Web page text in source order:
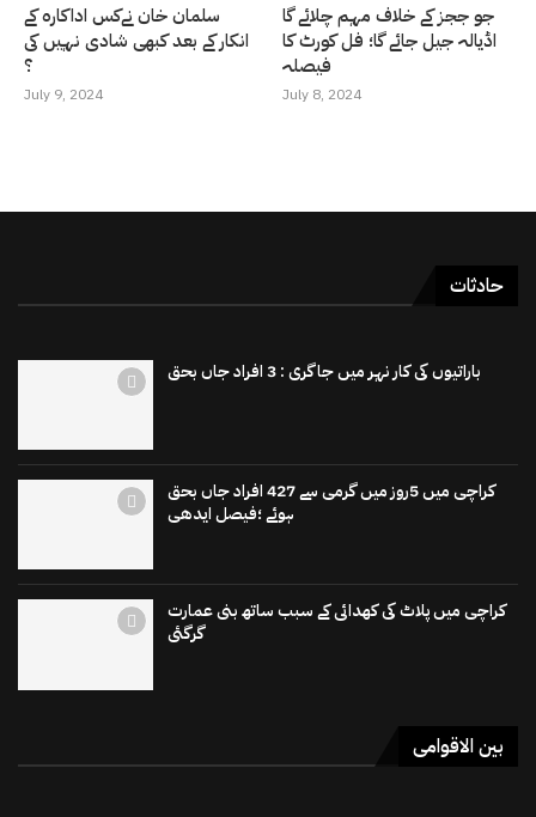
سلمان خان نےکس اداکارہ کے
انکار کے بعد کبھی شادی نہیں کی
؟
July 9, 2024
جو ججز کے خلاف مہم چلائے گا
اڈیالہ جیل جائے گا؛ فل کورٹ کا
فیصلہ
July 8, 2024
حادثات
باراتیوں کی کار نہر میں جاگری : 3 افراد جاں بحق
کراچی میں 5روز میں گرمی سے 427 افراد جاں بحق
ہوئے ؛فیصل ایدھی
کراچی میں پلاٹ کی کھدائی کے سبب ساتھ بنی عمارت
گرگئی
بین الاقوامی